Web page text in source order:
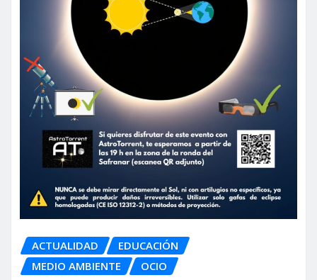
ACTUALIDAD
EDUCACIÓN
MEDIO AMBIENTE
OCIO